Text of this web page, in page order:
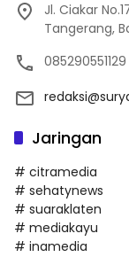
Jl. Ciakar
Tangerang,
085290551129
Jaringan
# citramedia
# sehatynews
# suaraklaten
# mediakayu
# inamedia